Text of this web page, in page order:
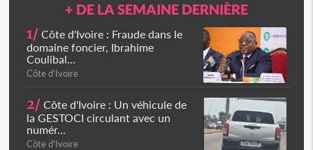
+ DE LA SEMAINE DERNIÈRE
1/ Côte d'Ivoire : Fraude dans le
domaine foncier, Ibrahime
Coulibal...
Côte d'Ivoire
2/ Côte d'Ivoire : Un véhicule de
la GESTOCI circulant avec un
numér...
Côte d'Ivoire